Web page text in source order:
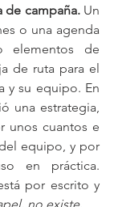
de campaña. Un
o una agenda
elementos de
de ruta para el
y su equipo. En
una estrategia,
unos cuantos e
equipo, y por
en práctica.
por escrito y
no existe.